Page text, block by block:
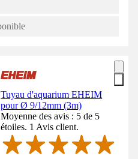
Tuyau d'aquarium EHEIM
pour Ø 9/12mm (3m)
Moyenne des avis : 5 de 5
étoiles. 1 Avis client.